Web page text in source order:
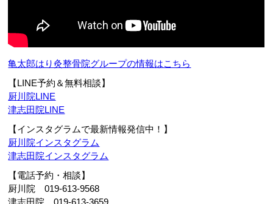
亀太郎はり灸整骨院グループの情報はこちら
【LINE予約＆無料相談】
厨川院LINE
津志田院LINE
【インスタグラムで最新情報発信中！】
厨川院インスタグラム
津志田院インスタグラム
【電話予約・相談】
厨川院 019-613-9568
津志田院 019-613-3659